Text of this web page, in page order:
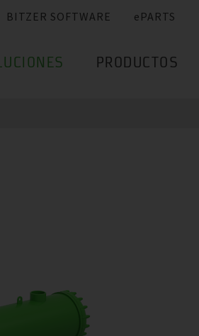
BITZER SOFTWARE ePARTS
PRODUCTOS